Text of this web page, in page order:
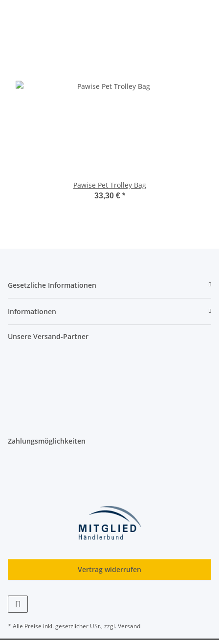
Pawise Pet Trolley Bag
33,30 € *
Gesetzliche Informationen
Informationen
Unsere Versand-Partner
Zahlungsmöglichkeiten
Vertrag widerrufen
* Alle Preise inkl. gesetzlicher USt., zzgl.Versand